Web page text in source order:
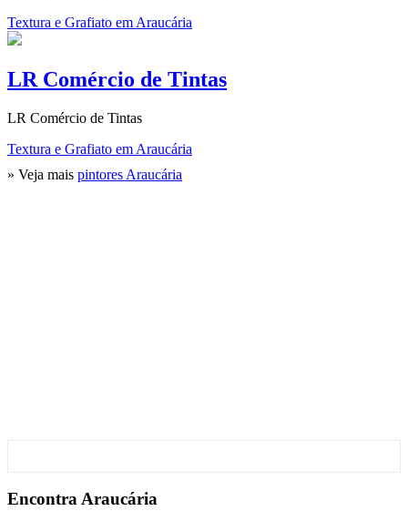
Textura e Grafiato em Araucária
LR Comércio de Tintas
LR Comércio de Tintas
Textura e Grafiato em Araucária
» Veja mais pintores Araucária
EncontraAraucária